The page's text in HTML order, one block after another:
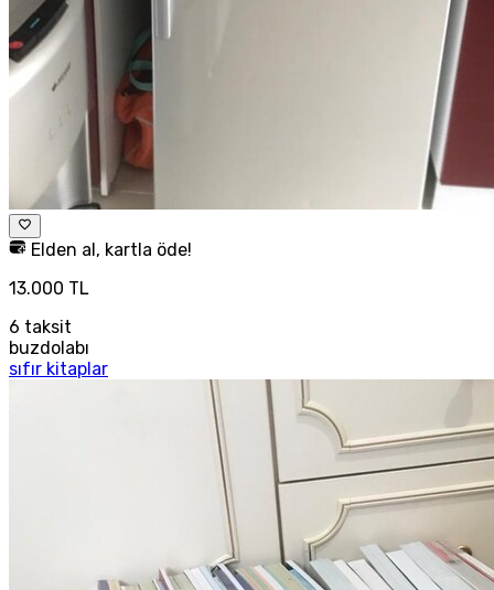
Elden al, kartla öde!
13.000 TL
6 taksit
buzdolabı
sıfır kitaplar